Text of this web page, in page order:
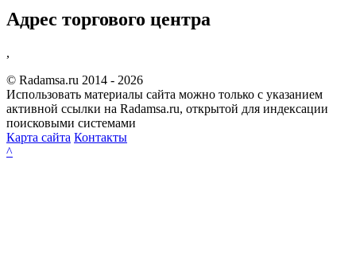
Адрес торгового центра
,
© Radamsa.ru 2014 - 2026
Использовать материалы сайта можно только с указанием
активной ссылки на Radamsa.ru, открытой для индексации
поисковыми системами
Карта сайта Контакты
^